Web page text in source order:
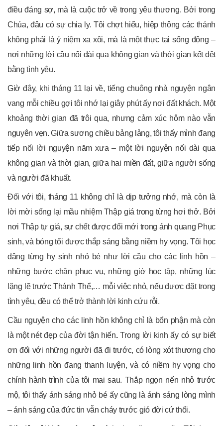
điều đáng sợ, mà là cuộc trở về trong yêu thương. Bởi trong
Chúa, đâu có sự chia ly. Tôi chợt hiểu, hiệp thông các thánh
không phải là ý niệm xa xôi, mà là một thực tại sống động –
nơi những lời cầu nối dài qua không gian và thời gian kết dệt
bằng tình yêu.
Giờ đây, khi tháng 11 lại về, tiếng chuông nhà nguyện ngân
vang mỗi chiều gợi tôi nhớ lại giây phút ấy nơi đất khách. Một
khoảng thời gian đã trôi qua, nhưng cảm xúc hôm nào vẫn
nguyên vẹn. Giữa sương chiều bảng lảng, tôi thấy mình đang
tiếp nối lời nguyện năm xưa – một lời nguyện nối dài qua
không gian và thời gian, giữa hai miền đất, giữa người sống
và người đã khuất.
Đối với tôi, tháng 11 không chỉ là dịp tưởng nhớ, mà còn là
lời mời sống lại mầu nhiệm Thập giá trong từng hơi thở. Bởi
nơi Thập tự giá, sự chết được đổi mới trong ánh quang Phục
sinh, và bóng tối được thắp sáng bằng niềm hy vọng. Tôi học
dâng từng hy sinh nhỏ bé như lời cầu cho các linh hồn –
những bước chân phục vụ, những giờ học tập, những lúc
lặng lẽ trước Thánh Thể,… mỗi việc nhỏ, nếu được đặt trong
tình yêu, đều có thể trở thành lời kinh cứu rỗi.
Cầu nguyện cho các linh hồn không chỉ là bổn phận mà còn
là một nét đẹp của đời tận hiến.Trong lời kinh ấy có sự biết
ơn đối với những người đã đi trước, có lòng xót thương cho
những linh hồn đang thanh luyện, và có niềm hy vọng cho
chính hành trình của tôi mai sau. Thắp ngọn nến nhỏ trước
mộ, tôi thấy ánh sáng nhỏ bé ấy cũng là ánh sáng lòng mình
– ánh sáng của đức tin vẫn cháy trước gió đời cứ thổi.